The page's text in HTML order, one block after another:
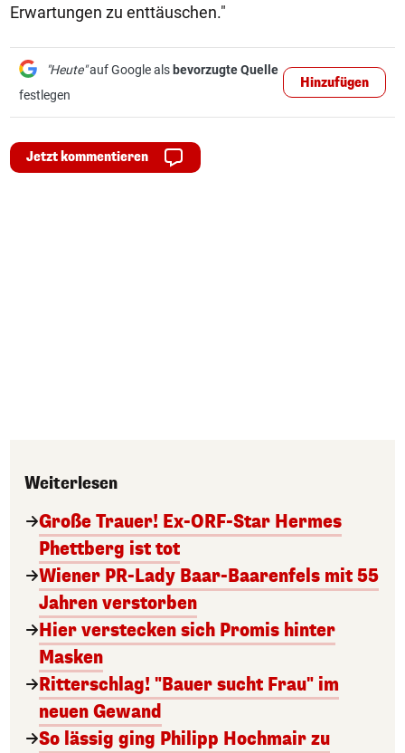
Erwartungen zu enttäuschen."
"Heute"auf Google als bevorzugte Quelle
festlegen
Hinzufügen
Jetzt kommentieren
Weiterlesen
Große Trauer! Ex-ORF-Star Hermes
Phettberg ist tot
Wiener PR-Lady Baar-Baarenfels mit 55
Jahren verstorben
Hier verstecken sich Promis hinter
Masken
Ritterschlag! "Bauer sucht Frau" im
neuen Gewand
So lässig ging Philipp Hochmair zu